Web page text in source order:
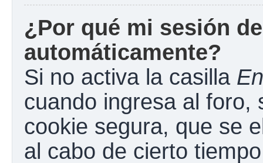
¿Por qué mi sesión
automáticamente?
Si no activa la casilla
cuando ingresa al foro,
cookie segura, que se
al cabo de cierto